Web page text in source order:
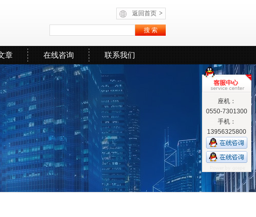
返回首页 >
章 在线咨询 联系我们
座机：
0550-7301300
手机：
13956325800